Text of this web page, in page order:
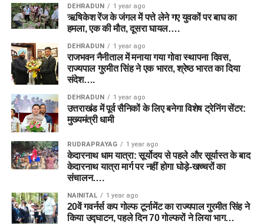
DEHRADUN 1 year ago
ऋषिकेश रेंज के जंगल में पत्ते लेने गए युवकों पर बाघ का
हमला, एक की मौत, दूसरा घायल….
DEHRADUN 1 year ago
राजभवन नैनीताल में मनाया गया गोवा स्थापना दिवस,
राज्यपाल गुरमीत सिंह ने एक भारत, श्रेष्ठ भारत का दिया
संदेश….
DEHRADUN 1 year ago
उत्तराखंड में पूर्व सैनिकों के लिए बनेगा विशेष ट्रेनिंग सेंटर:
मुख्यमंत्री धामी
RUDRAPRAYAG 1 year ago
केदारनाथ धाम यात्रा: सूर्योदय से पहले और सूर्यास्त के बाद
केदारनाथ यात्रा मार्ग पर नहीं होगा घोड़े-खच्चरों का
संचालन….
NAINITAL 1 year ago
20वें गवर्नर्स कप गोल्फ टूर्नामेंट का राज्यपाल गुरमीत सिंह ने
किया उद्घाटन, पहले दिन 70 गोल्फरों ने लिया भाग…